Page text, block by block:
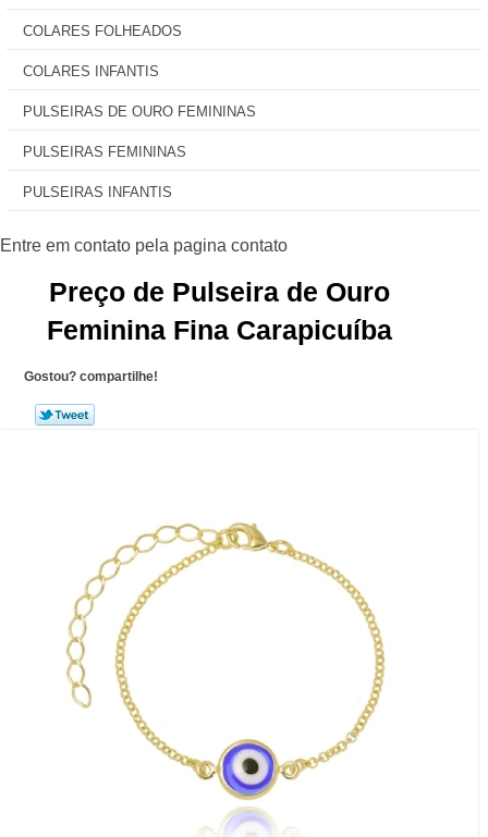
COLARES FOLHEADOS
COLARES INFANTIS
PULSEIRAS DE OURO FEMININAS
PULSEIRAS FEMININAS
PULSEIRAS INFANTIS
Preço de Pulseira de Ouro
Feminina Fina Carapicuíba
Gostou? compartilhe!